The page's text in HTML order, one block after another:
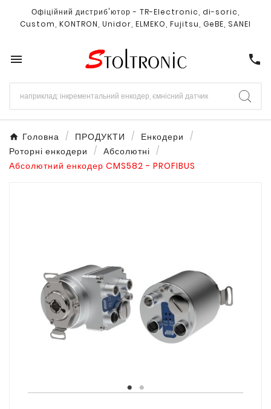
Офіційний дистриб'ютор - TR-Electronic, di-soric,
Custom, KONTRON, Unidor, ELMEKO, Fujitsu, GeBE, SANEI
 call
Головна ПРОДУКТИ
Енкодери
Роторні енкодери
Абсолютні
Абсолютний енкодер CMS582 - PROFIBUS